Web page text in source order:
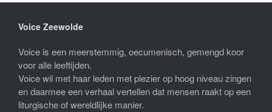
Voice Zeewolde
Voice is een meerstemmig, oecumenisch, gemengd koor
voor alle leeftijden.
Voice wil met haar leden met plezier op hoog niveau zingen
en daarmee een verhaal vertellen dat mensen raakt op een
liturgische of wereldlijke manier.